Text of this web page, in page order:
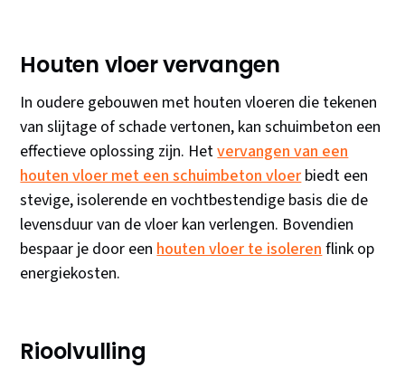
Houten vloer vervangen
In oudere gebouwen met houten vloeren die tekenen
van slijtage of schade vertonen, kan schuimbeton een
effectieve oplossing zijn. Hetvervangen van een
houten vloer met een schuimbeton vloerbiedt een
stevige, isolerende en vochtbestendige basis die de
levensduur van de vloer kan verlengen. Bovendien
bespaar je door eenhouten vloer te isolerenflink op
energiekosten.
Rioolvulling